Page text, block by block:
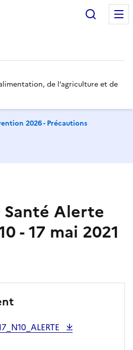
de l’agriculture et de
2026 - Précautions
Alerte
- 17 mai 2021